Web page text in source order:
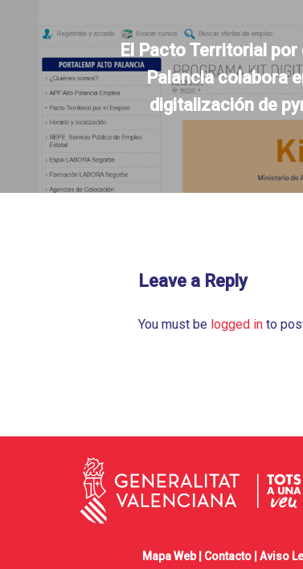
El Pacto Territorial
Palancia colabora
digitalización de
Leave a Reply
You must be logged in to
Mapa Web | Contacto |Aviso